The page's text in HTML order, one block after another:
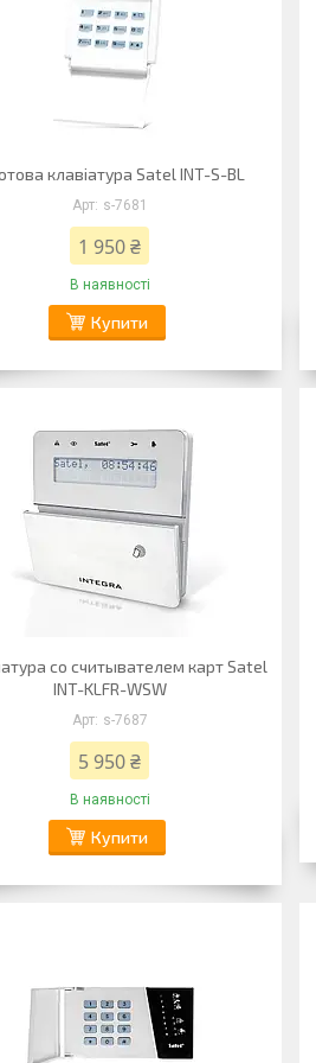
клавіатура Satel INT-S-BL
s-7681
1 950 ₴
В наявності
Купити
со считывателем карт Satel
INT-KLFR-WSW
s-7687
5 950 ₴
В наявності
Купити